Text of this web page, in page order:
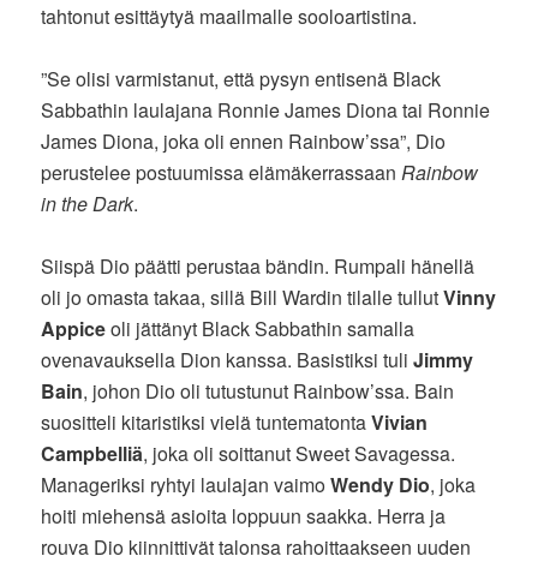
tahtonut esittäytyä maailmalle sooloartistina.
”Se olisi varmistanut, että pysyn entisenä Black
Sabbathin laulajana Ronnie James Diona tai Ronnie
James Diona, joka oli ennen Rainbow’ssa”, Dio
perustelee postuumissa elämäkerrassaan Rainbow
in the Dark.
Siispä Dio päätti perustaa bändin. Rumpali hänellä
oli jo omasta takaa, sillä Bill Wardin tilalle tullutVinny
Appiceoli jättänyt Black Sabbathin samalla
ovenavauksella Dion kanssa. Basistiksi tuliJimmy
Bain, johon Dio oli tutustunut Rainbow’ssa. Bain
suositteli kitaristiksi vielä tuntematontaVivian
Campbelliä, joka oli soittanut Sweet Savagessa.
Manageriksi ryhtyi laulajan vaimoWendy Dio, joka
hoiti miehensä asioita loppuun saakka. Herra ja
rouva Dio kiinnittivät talonsa rahoittaakseen uuden